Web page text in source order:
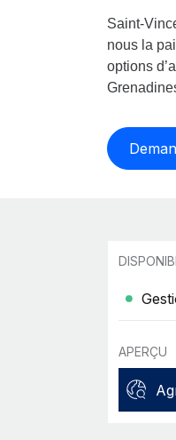
Saint-
nous la
options
APERÇU